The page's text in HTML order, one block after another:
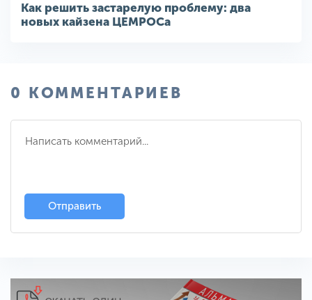
Как решить застарелую проблему: два
новых кайзена ЦЕМРОСа
0 КОММЕНТАРИЕВ
Отправить